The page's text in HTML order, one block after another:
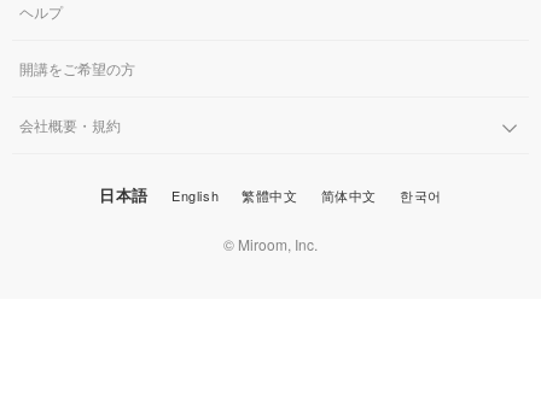
ヘルプ
開講をご希望の方
会社概要・規約
日本語 English 繁體中文 简体中文 한국어
© Miroom, Inc.